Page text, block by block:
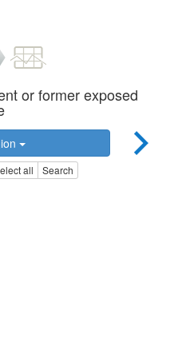
or former exposed
all Search